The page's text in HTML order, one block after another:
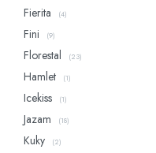
Fierita (4)
Fini (9)
Florestal (23)
Hamlet (1)
Icekiss (1)
Jazam (18)
Kuky (2)